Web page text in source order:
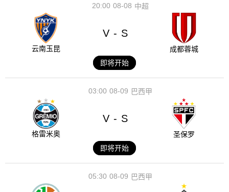
08-08
20:00 中超
云南玉昆
V - S
成都蓉城
即将开始
08-09
03:00 巴西甲
格雷米奥
V - S
圣保罗
即将开始
08-09
05:30 巴西甲